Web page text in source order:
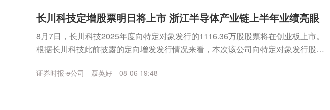
长川科技定增股票明日将上市 浙江半导体产业链上半年业绩亮眼
8月7日，长川科技2025年度向特定对象发行的1116.36万股股票将在创业板上市。
根据长川科技此前披露的定向增发发行情况来看，本次该公司向特定对象发行股票
证券时报·e公司 聂英好 08-06 19:48